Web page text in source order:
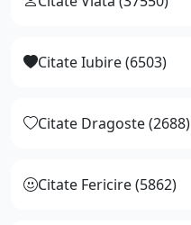
Citate Iubire (6503)
Citate Dragoste (2688)
Citate Fericire (5862)